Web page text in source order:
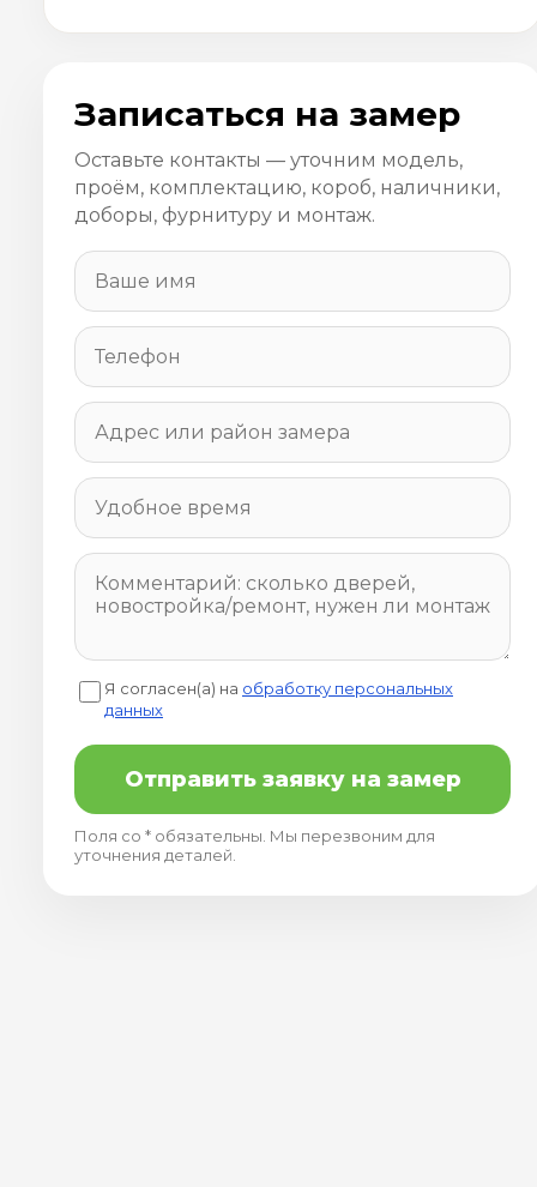
Записаться на замер
Оставьте контакты — уточним модель,
проём, комплектацию, короб, наличники,
доборы, фурнитуру и монтаж.
Я согласен(а) на обработку персональных
данных
Отправить заявку на замер
Поля со * обязательны. Мы перезвоним для
уточнения деталей.